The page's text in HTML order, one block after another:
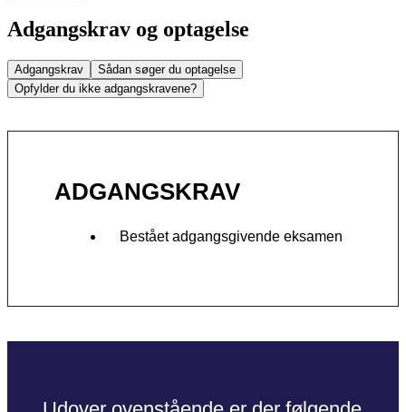
Adgangskrav og optagelse
Adgangskrav
Sådan søger du optagelse
Opfylder du ikke adgangskravene?
ADGANGSKRAV
Bestået adgangsgivende eksamen